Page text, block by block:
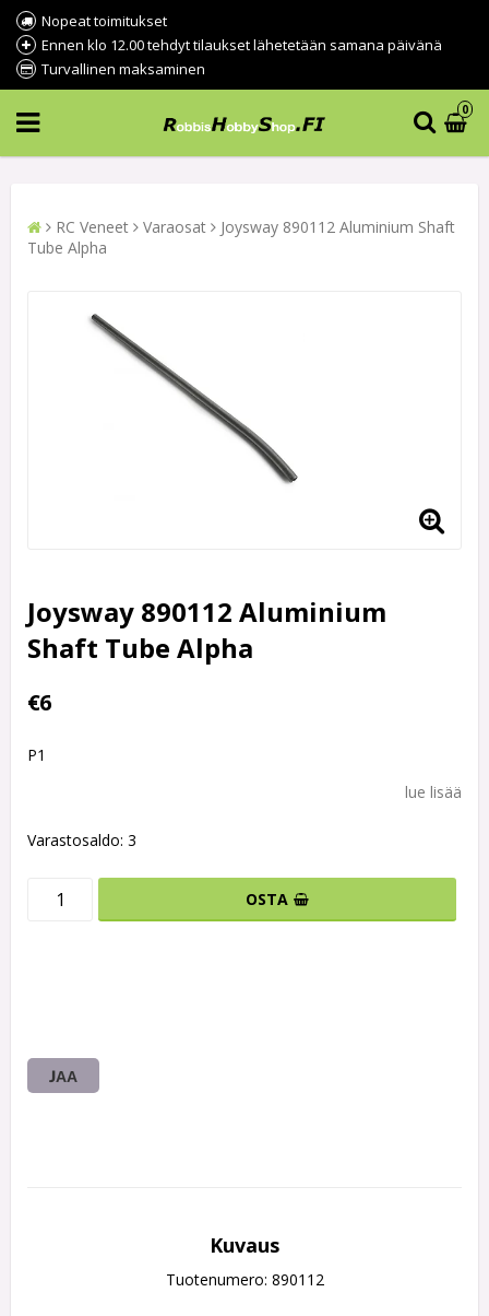
Nopeat toimitukset
Ennen klo 12.00 tehdyt tilaukset lähetetään samana päivänä
Turvallinen maksaminen
0
RC Veneet Varaosat
Joysway 890112 Aluminium Shaft
Tube Alpha
Joysway 890112 Aluminium
Shaft Tube Alpha
€6
P1
lue lisää
Varastosaldo: 3
OSTA
JAA
Kuvaus
Tuotenumero: 890112